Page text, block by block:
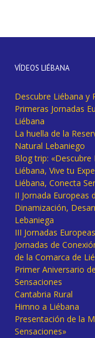
VÍDEOS LIÉBANA
Descubre Liébana y
Primeras Jornadas
Liébana
La huella de la
Natural Lebaniego
Blog trip: «Descubre
Liébana, Vive tu
Liébana, Conecta
II Jornada Europeas
Dinamización,
Lebaniega
III Jornadas
Jornadas de
de la Comarca de
Primer Aniversario
Sensaciones
Cantabria Rural
Himno a Liébana
Presentación de la
Sensaciones»